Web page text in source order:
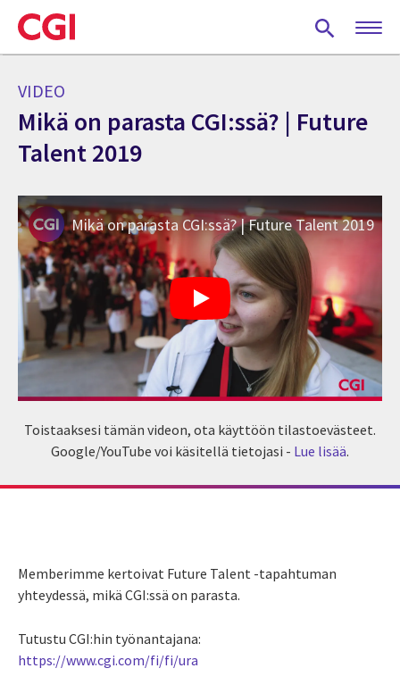
Skip
to
main
VIDEO
Mikä on parasta CGI:ssä? | Future
Talent 2019
Mikä on parasta CGI:ssä? | Future Talent 2019
Toistaaksesi tämän videon, ota käyttöön tilastoevästeet.
Google/YouTube voi käsitellä tietojasi - Lue lisää.
Memberimme kertoivat Future Talent -tapahtuman
yhteydessä, mikä CGI:ssä on parasta.
Tutustu CGI:hin työnantajana:
https://www.cgi.com/fi/fi/ura